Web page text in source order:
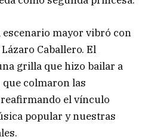
mayor vibró con
Caballero. El
grilla que hizo bailar a
colmaron las
el vínculo
popular y nuestras